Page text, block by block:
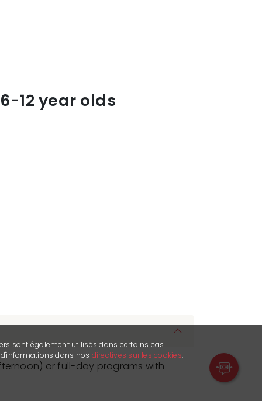
12 year olds
or full-day programs with
sont également utilisés dans certains cas.
dans nos directives sur les cookies.